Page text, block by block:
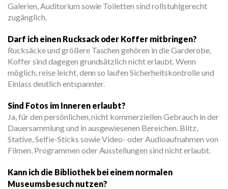
Galerien, Auditorium sowie Toiletten sind rollstuhlgerecht
zugänglich.
Darf ich einen Rucksack oder Koffer mitbringen?
Rucksäcke und größere Taschen gehören in die Garderobe,
Koffer sind dagegen grundsätzlich nicht erlaubt. Wenn
möglich, reise leicht, denn so laufen Sicherheitskontrolle und
Einlass deutlich entspannter.
Sind Fotos im Inneren erlaubt?
Ja, für den persönlichen, nicht kommerziellen Gebrauch in der
Dauersammlung und in ausgewiesenen Bereichen. Blitz,
Stative, Selfie-Sticks sowie Video- oder Audioaufnahmen von
Filmen, Programmen oder Ausstellungen sind nicht erlaubt.
Kann ich die Bibliothek bei einem normalen
Museumsbesuch nutzen?